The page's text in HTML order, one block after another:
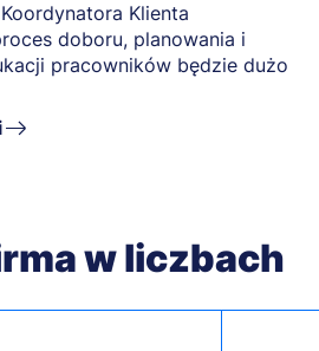
Klienta
doboru, planowania i
pracowników będzie dużo
w liczbach